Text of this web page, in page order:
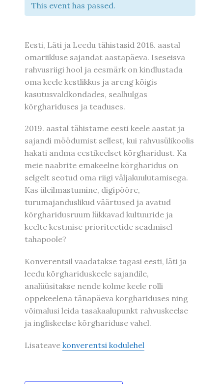
This event has passed.
Eesti, Läti ja Leedu tähistasid 2018. aastal
omariikluse sajandat aastapäeva. Iseseisva
rahvusriigi hool ja eesmärk on kindlustada
oma keele kestlikkus ja areng kõigis
kasutusvaldkondades, sealhulgas
kõrghariduses ja teaduses.
2019. aastal tähistame eesti keele aastat ja
sajandi möödumist sellest, kui rahvusülikoolis
hakati andma eestikeelset kõrgharidust. Ka
meie naabrite emakeelne kõrgharidus on
selgelt seotud oma riigi väljakuulutamisega.
Kas üleilmastumine, digipööre,
turumajanduslikud väärtused ja avatud
kõrgharidusruum lükkavad kultuuride ja
keelte kestmise prioriteetide seadmisel
tahapoole?
Konverentsil vaadatakse tagasi eesti, läti ja
leedu kõrghariduskeele sajandile,
analüüsitakse nende kolme keele rolli
õppekeelena tänapäeva kõrghariduses ning
võimalusi leida tasakaalupunkt rahvuskeelse
ja ingliskeelse kõrghariduse vahel.
Lisateave konverentsi kodulehel